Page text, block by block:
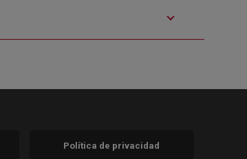
Política de privacidad